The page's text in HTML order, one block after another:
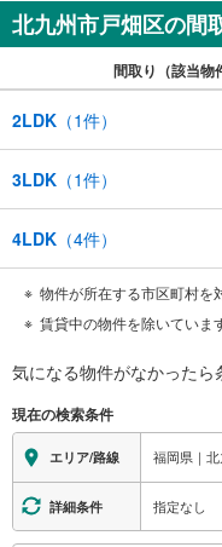
北九州市戸畑区の間
間取り（該当物
2LDK （1件）
3LDK （1件）
4LDK （4件）
物件が所在する市区町村を
賃貸中の物件を除いています
気になる物件がなかったら
現在の検索条件
エリア/路線 福岡県｜
詳細条件 指定なし